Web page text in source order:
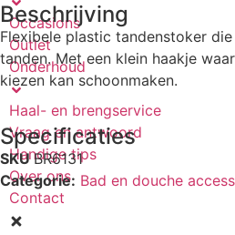
Occasions
Outlet
Onderhoud
Haal- en brengservice
Vraag en antwoord
Handige tips
Over ons
Contact
Beschrijving
Flexibele plastic tandenstoker
tanden. Met een klein haakje
kiezen kan schoonmaken.
Specificaties
SKUBR6131
Categorie: Bad en douche